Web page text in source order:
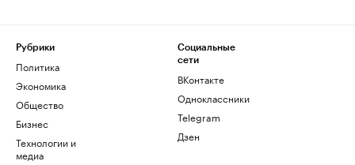
Рубрики
Политика
Экономика
Общество
Бизнес
Технологии и
медиа
Социальные
сети
ВКонтакте
Одноклассники
Telegram
Дзен